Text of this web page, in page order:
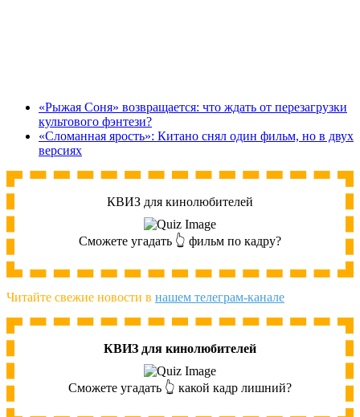
«Рыжая Соня» возвращается: что ждать от перезагрузки
культового фэнтези?
«Сломанная ярость»: Китано снял один фильм, но в двух
версиях
КВИЗ для кинолюбителей
Сможете угадать 👆 фильм по кадру?
Читайте свежие новости в нашем телеграм-канале
КВИЗ для кинолюбителей
Сможете угадать 👆 какой кадр лишний?